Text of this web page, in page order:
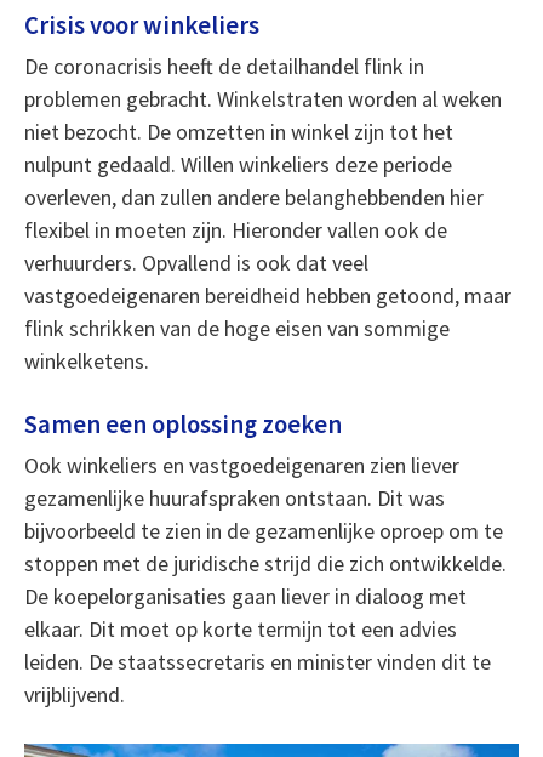
Crisis voor winkeliers
De coronacrisis heeft de detailhandel flink in
problemen gebracht. Winkelstraten worden al weken
niet bezocht. De omzetten in winkel zijn tot het
nulpunt gedaald. Willen winkeliers deze periode
overleven, dan zullen andere belanghebbenden hier
flexibel in moeten zijn. Hieronder vallen ook de
verhuurders. Opvallend is ook dat veel
vastgoedeigenaren bereidheid hebben getoond, maar
flink schrikken van de hoge eisen van sommige
winkelketens.
Samen een oplossing zoeken
Ook winkeliers en vastgoedeigenaren zien liever
gezamenlijke huurafspraken ontstaan. Dit was
bijvoorbeeld te zien in de gezamenlijke oproep om te
stoppen met de juridische strijd die zich ontwikkelde.
De koepelorganisaties gaan liever in dialoog met
elkaar. Dit moet op korte termijn tot een advies
leiden. De staatssecretaris en minister vinden dit te
vrijblijvend.